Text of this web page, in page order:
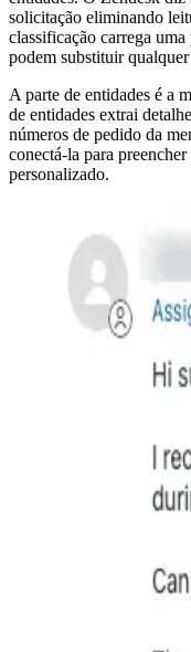
solicitação eliminando
classificação carrega
podem substituir
A parte de entidades é a
de entidades extrai
números de pedido da
conectá-la para
personalizado.